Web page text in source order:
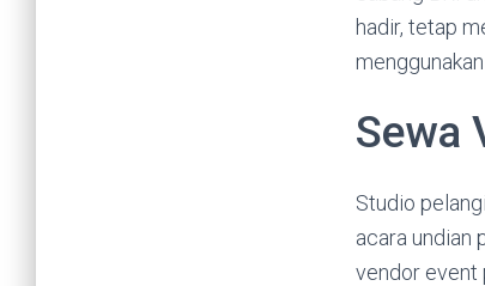
hadir, tetap
Sewa
Studio
acara undian
vendor event